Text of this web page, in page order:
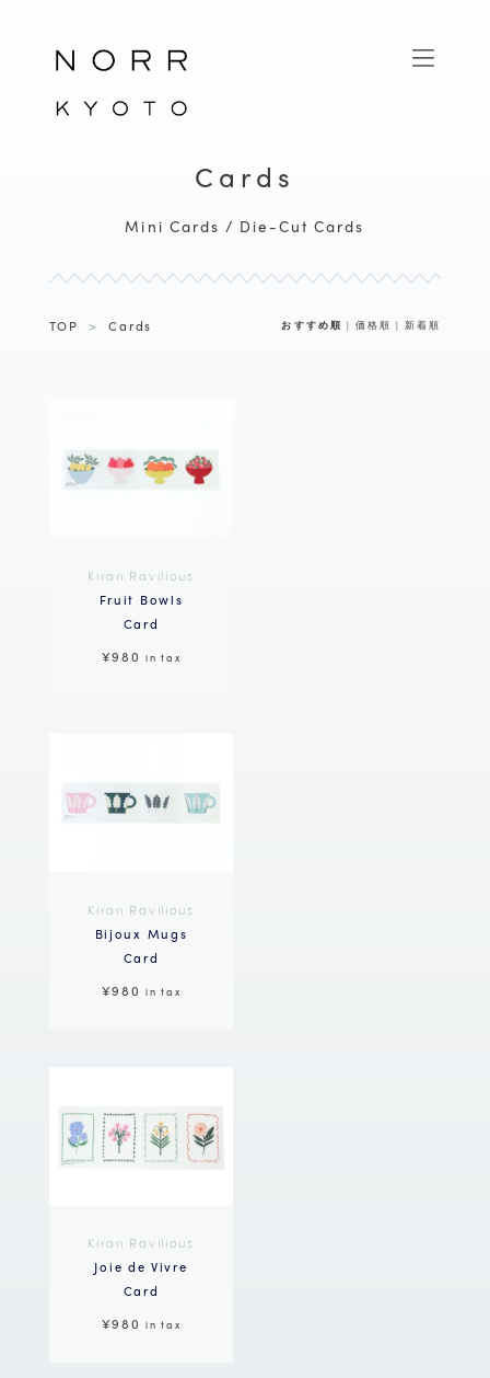
Cards
Mini Cards Die-Cut Cards
TOP >Cards おすすめ順 価格順 |新着順
Kiran Ravilious
Fruit Bowls
Card
¥980in tax
Kiran Ravilious
Bijoux Mugs
Card
¥980in tax
Kiran Ravilious
Joie de Vivre
Card
¥980in tax